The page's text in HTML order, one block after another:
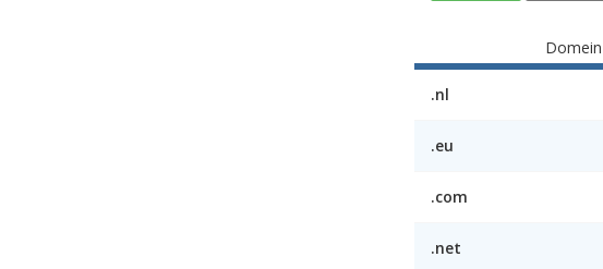
Domein
.nl
.eu
.com
.net